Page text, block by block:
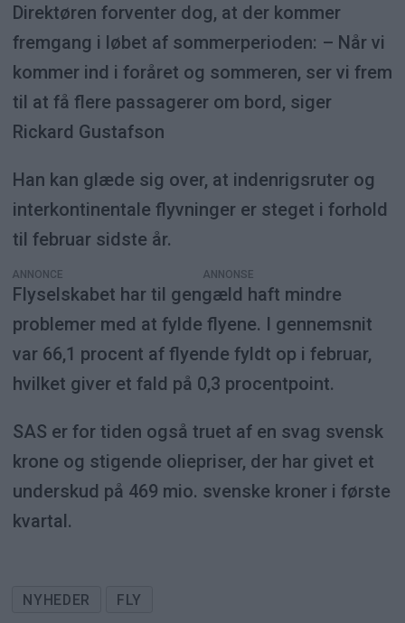
Direktøren forventer dog, at der kommer
fremgang i løbet af sommerperioden: – Når vi
kommer ind i foråret og sommeren, ser vi frem
til at få flere passagerer om bord, siger
Rickard Gustafson
Han kan glæde sig over, at indenrigsruter og
interkontinentale flyvninger er steget i forhold
til februar sidste år.
ANNONCE
Flyselskabet har til gengæld haft mindre
problemer med at fylde flyene. I gennemsnit
var 66,1 procent af flyende fyldt op i februar,
hvilket giver et fald på 0,3 procentpoint.
SAS er for tiden også truet af en svag svensk
krone og stigende oliepriser, der har givet et
underskud på 469 mio. svenske kroner i første
kvartal.
NYHEDER FLY